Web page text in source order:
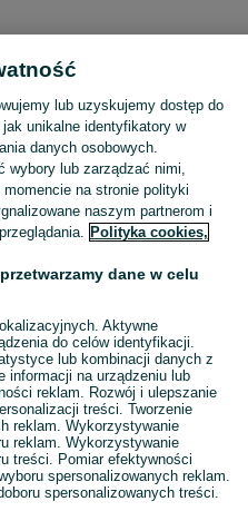
Skorzystaj z największego serwisu ogłoszeniowego - Niedrzew I i okolice! Kupuj to, czego pragniesz i sprzedawaj to, czego już nie potrzebujesz! Zobacz
lub uzyskujemy dostęp do
unikalne identyfikatory w
danych osobowych.
wybory lub zarządzać nimi,
na stronie polityki
naszym partnerom i
Polityka cookies,
dane w celu
Aktywne
do celów identyfikacji.
lub kombinacji danych z
informacji na urządzeniu lub
reklam. Rozwój i ulepszanie
treści. Tworzenie
reklam. Wykorzystywanie
reklam. Wykorzystywanie
treści. Pomiar efektywności
spersonalizowanych reklam.
spersonalizowanych treści.